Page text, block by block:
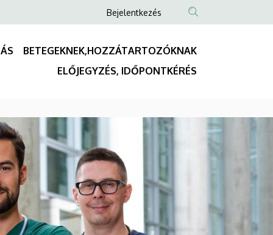
Anonim
fiók
menüje
Bejelentkezés
BETEGEKNEK,HOZZÁTARTOZÓKNAK
ELŐJEGYZÉS, IDŐPONTKÉRÉS